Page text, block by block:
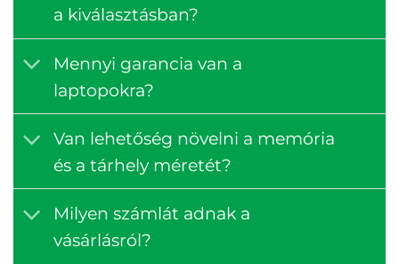
a kiválasztásban?
Mennyi garancia van a
laptopokra?
Van lehetőség növelni a memória
és a tárhely méretét?
Milyen számlát adnak a
vásárlásról?